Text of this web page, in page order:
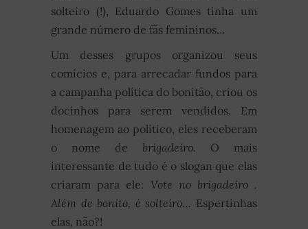
solteiro (!), Eduardo Gomes tinha um
grande número de fãs femininos…
Um desses grupos organizou seus
comícios e, para arrecadar fundos para
a campanha política do bonitão, criou os
docinhos para serem vendidos. Em
homenagem ao político, eles receberam
o nome de brigadeiro. O mais
interessante de tudo é o slogan que elas
criaram para ele: Vote no brigadeiro .
Além de bonito, é solteiro… Espertinhas
elas, não?!